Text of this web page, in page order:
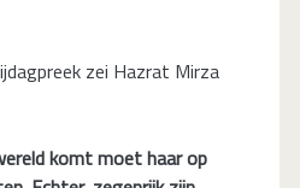
zei Hazrat Mirza
komt moet haar op